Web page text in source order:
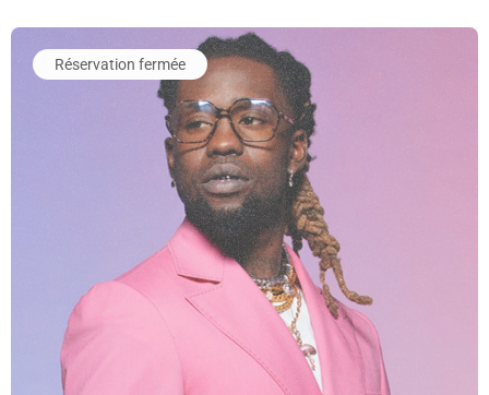
En savoir plus sur l'événement Jok’Air
Réservation fermée